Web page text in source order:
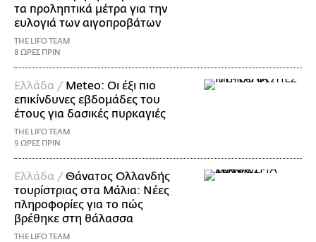
τα προληπτικά μέτρα για την
ευλογιά των αιγοπροβάτων
THE LIFO TEAM
8 ΩΡΕΣ ΠΡΙΝ
Ελλάδα / Meteo: Οι έξι πιο
επικίνδυνες εβδομάδες του
έτους για δασικές πυρκαγιές
THE LIFO TEAM
9 ΩΡΕΣ ΠΡΙΝ
Ελλάδα /Θάνατος Ολλανδής
τουρίστριας στα Μάλια: Νέες
πληροφορίες για το πώς
βρέθηκε στη θάλασσα
THE LIFO TEAM